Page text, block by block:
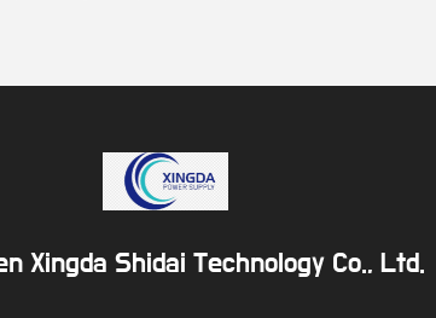
Xingda Shidai Technology Co., Ltd.